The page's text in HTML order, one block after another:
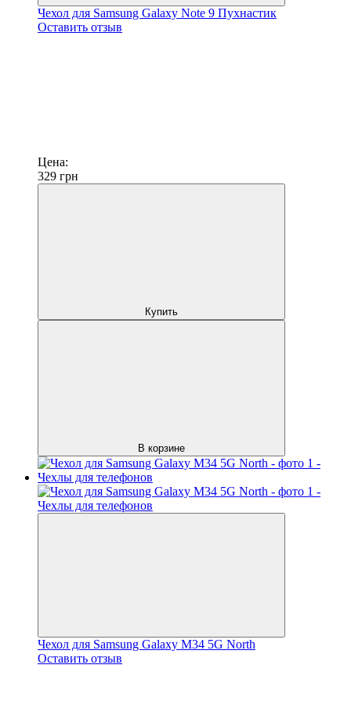
Чехол для Samsung Galaxy Note 9 Пухнастик
Оставить отзыв
Цена:
329 грн
Купить
В корзине
Чехол для Samsung Galaxy M34 5G North
Оставить отзыв